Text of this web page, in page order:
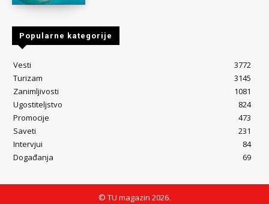
Popularne kategorije
Vesti
3772
Turizam
3145
Zanimljivosti
1081
Ugostiteljstvo
824
Promocije
473
Saveti
231
Intervjui
84
Događanja
69
© TU magazin 2026.